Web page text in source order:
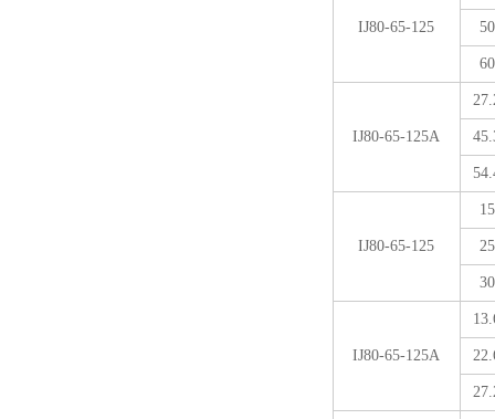
IJ80-65-125 50
60
IJ80-65-125A
IJ80-65-125
15
25
30
IJ80-65-125A